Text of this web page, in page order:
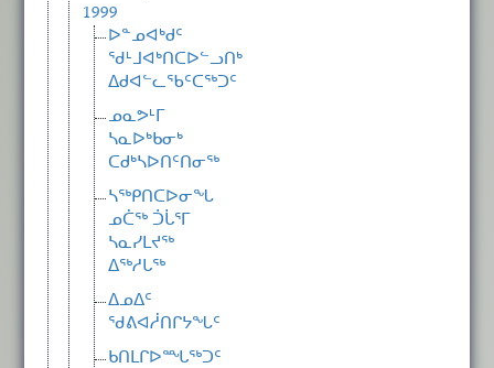
1999
ᐅᓐᓄᐊᒃᑯᑦ
ᖁᒻᒧᐊᒃᑎᑕᐅᓪᓗᑎᒃ
ᐃᑯᐊᓪᓚᖃᑦᑕᖅᑐᑦ
ᓄᓇᕗᒻᒥ
ᓴᓇᐅᒃᑲᓂᒃ
ᑕᑯᒃᓴᐅᑎᑦᑎᓂᖅ
ᓴᖅᑭᑎᑕᐅᓂᖓ
ᓄᑖᖅ ᑑᒑᕐᒥ
ᓴᓇᓯᒪᔪᖅ
ᐃᖅᓱᒐᖅ
ᐃᓄᐃᑦ
ᖁᕕᐊᓲᑎᒋᔭᖓᑦ
ᑲᑎᒪᒋᐅᙵᖅᑐᑦ